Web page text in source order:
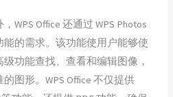
WPS Office 还通过 WPS Photos
的需求。该功能使用户能够使
功能查找、查看和编辑图像，
图形。WPS Office 不仅提供